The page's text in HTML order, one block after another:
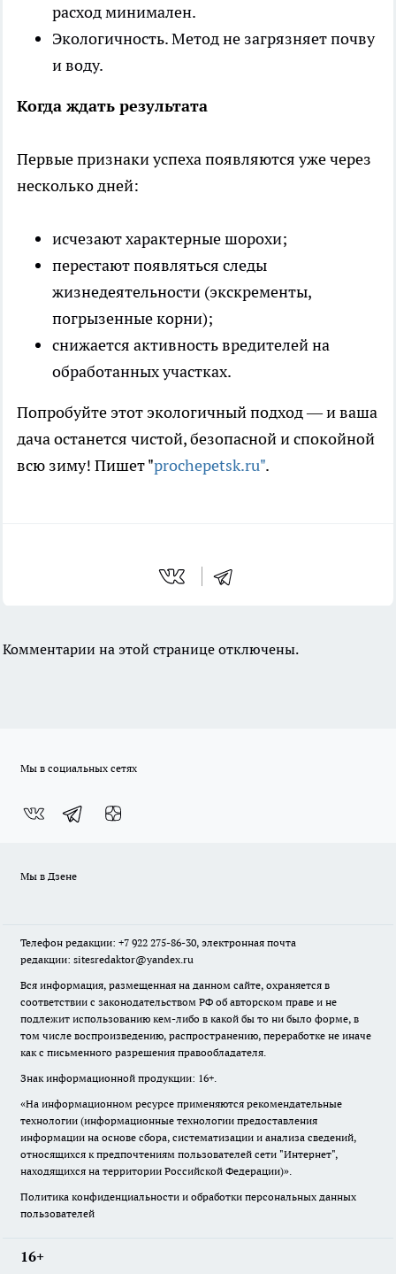
расход минимален.
Экологичность. Метод не загрязняет почву
и воду.
Когда ждать результата
Первые признаки успеха появляются уже через
несколько дней:
исчезают характерные шорохи;
перестают появляться следы
жизнедеятельности (экскременты,
погрызенные корни);
снижается активность вредителей на
обработанных участках.
Попробуйте этот экологичный подход — и ваша
дача останется чистой, безопасной и спокойной
всю зиму! Пишет "prochepetsk.ru".
Комментарии на этой странице отключены.
Мы в социальных сетях
Мы в Дзене
Телефон редакции: +7 922 275-86-30, электронная почта
редакции: sitesredaktor@yandex.ru
Вся информация, размещенная на данном сайте, охраняется в
соответствии с законодательством РФ об авторском праве и не
подлежит использованию кем-либо в какой бы то ни было форме, в
том числе воспроизведению, распространению, переработке не иначе
как с письменного разрешения правообладателя.
Знак информационной продукции: 16+.
«На информационном ресурсе применяются рекомендательные
технологии (информационные технологии предоставления
информации на основе сбора, систематизации и анализа сведений,
относящихся к предпочтениям пользователей сети "Интернет",
находящихся на территории Российской Федерации)».
Политика конфиденциальности и обработки персональных данных
пользователей
16+